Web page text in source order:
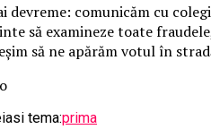
devreme: comunicăm cu
să examineze toate
să ne apărăm votul în
tema:prima